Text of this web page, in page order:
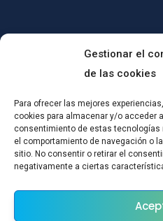
Gestionar el
de las cookies
Para ofrecer las mejores
cookies para almacenar y/o acceder
consentimiento de estas
el comportamiento de navegación o
sitio. No consentir o retirar el
negativamente a ciertas
(c)CONPRODAT ha implementado
para el mantenimiento del empleo
actuaciones de certificación en
actuación ha sido subvencionada a
Transformación y Resiliencia en el
establecen las bases reguladoras y